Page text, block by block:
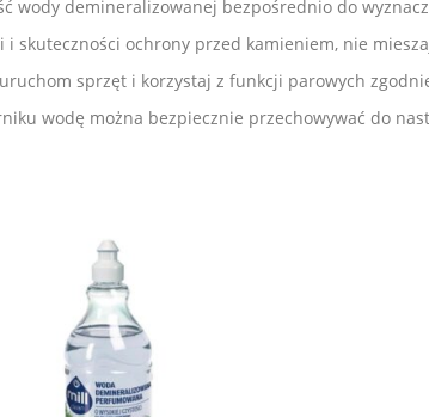
wody demineralizowanej bezpośrednio do
i skuteczności ochrony przed kamieniem, nie
sprzęt i korzystaj z funkcji parowych
wodę można bezpiecznie przechowywać do